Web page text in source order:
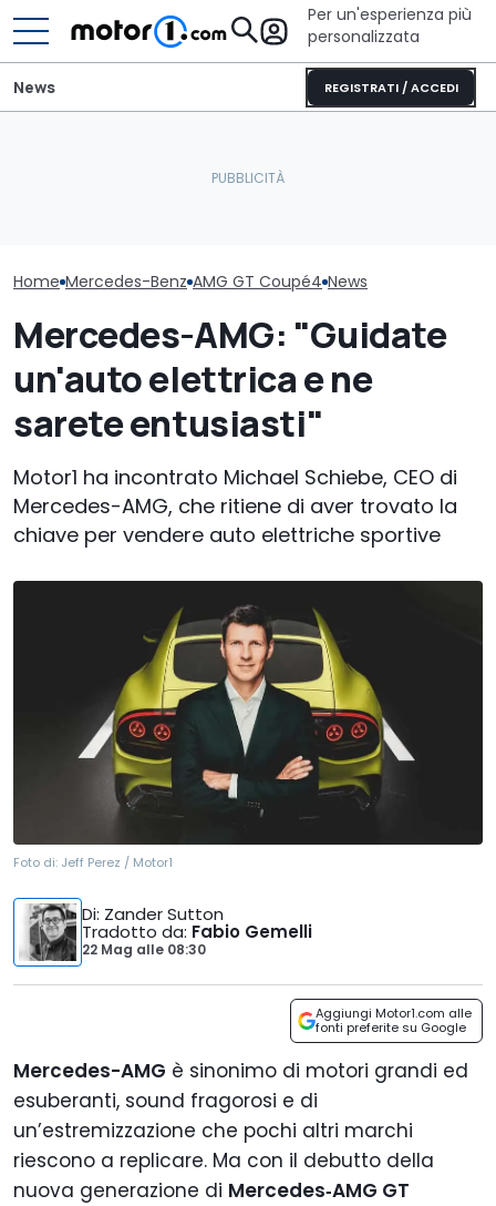
Per un'esperienza più
personalizzata
REGISTRATI / ACCEDI
News
Home Mercedes-Benz AMG GT Coupé4 News
Mercedes-AMG: "Guidate
un'auto elettrica e ne
sarete entusiasti"
Motor1 ha incontrato Michael Schiebe, CEO di
Mercedes-AMG, che ritiene di aver trovato la
chiave per vendere auto elettriche sportive
Foto di: Jeff Perez / Motor1
Di: Zander Sutton
Tradotto da: Fabio Gemelli
22 Mag alle 08:30
Aggiungi Motor1.com alle
fonti preferite su Google
Mercedes-AMG è sinonimo di motori grandi ed
esuberanti, sound fragorosi e di
un’estremizzazione che pochi altri marchi
riescono a replicare. Ma con il debutto della
nuova generazione di Mercedes‑AMG GT